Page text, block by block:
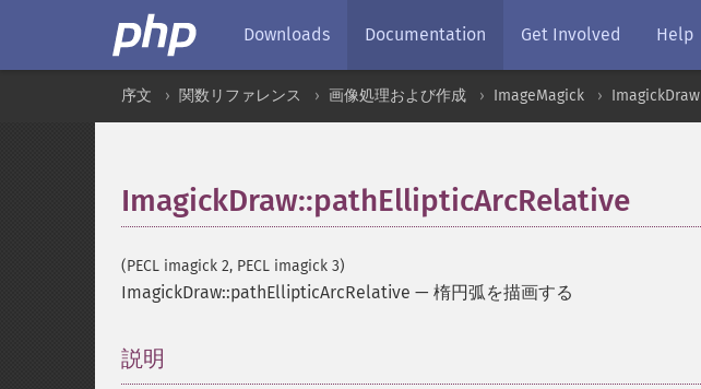
Downloads Documentation Get Involved Help
序文 関数リファレンス 画像処理および作成 ImageMagick ImagickDraw
ImagickDraw::pathEllipticArcRelative
(PECL imagick 2, PECL imagick 3)
ImagickDraw::pathEllipticArcRelative — 楕円弧を描画する
説明